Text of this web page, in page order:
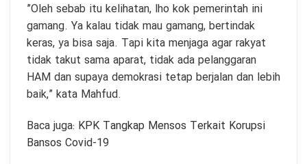
”Oleh sebab itu kelihatan, lho kok pemerintah ini
gamang. Ya kalau tidak mau gamang, bertindak
keras, ya bisa saja. Tapi kita menjaga agar rakyat
tidak takut sama aparat, tidak ada pelanggaran
HAM dan supaya demokrasi tetap berjalan dan lebih
baik,” kata Mahfud.
Baca juga: KPK Tangkap Mensos Terkait Korupsi
Bansos Covid-19